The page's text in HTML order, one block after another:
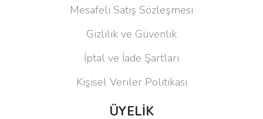
Mesafeli Satış Sözleşmesi
Gizlilik ve Güvenlik
İptal ve İade Şartları
Kişisel Veriler Politikası
ÜYELİK